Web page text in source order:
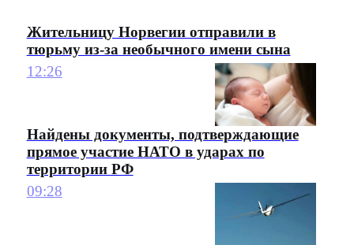
Жительницу Норвегии отправили в
тюрьму из-за необычного имени сына
12:26
Найдены документы, подтверждающие
прямое участие НАТО в ударах по
территории РФ
09:28